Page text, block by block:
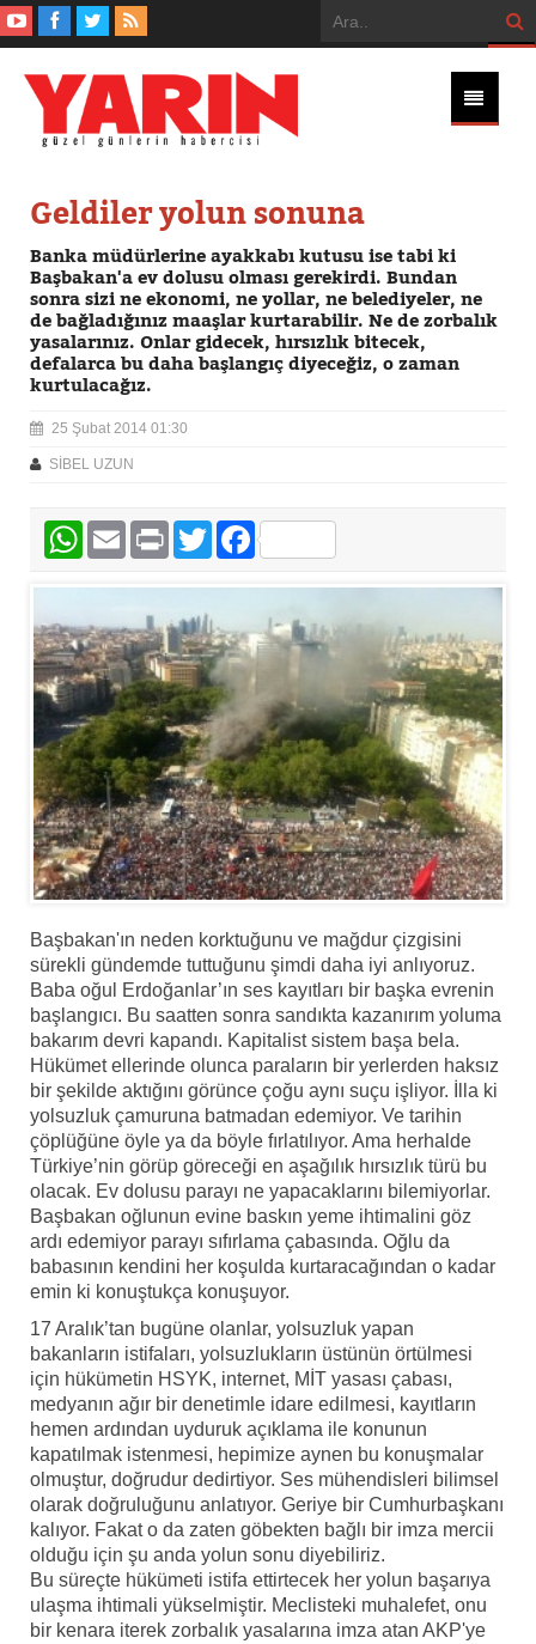
Geldiler yolun sonuna
Banka müdürlerine ayakkabı kutusu ise tabi ki
Başbakan'a ev dolusu olması gerekirdi. Bundan
sonra sizi ne ekonomi, ne yollar, ne belediyeler, ne
de bağladığınız maaşlar kurtarabilir. Ne de zorbalık
yasalarınız. Onlar gidecek, hırsızlık bitecek,
defalarca bu daha başlangıç diyeceğiz, o zaman
kurtulacağız.
25 Şubat 2014 01:30
SİBEL UZUN
WhatsApp
EmailPrint TwitterFacebook
Başbakan'ın neden korktuğunu ve mağdur çizgisini
sürekli gündemde tuttuğunu şimdi daha iyi anlıyoruz.
Baba oğul Erdoğanlar’ın ses kayıtları bir başka evrenin
başlangıcı. Bu saatten sonra sandıkta kazanırım yoluma
bakarım devri kapandı. Kapitalist sistem başa bela.
Hükümet ellerinde olunca paraların bir yerlerden haksız
bir şekilde aktığını görünce çoğu aynı suçu işliyor. İlla ki
yolsuzluk çamuruna batmadan edemiyor. Ve tarihin
çöplüğüne öyle ya da böyle fırlatılıyor. Ama herhalde
Türkiye’nin görüp göreceği en aşağılık hırsızlık türü bu
olacak. Ev dolusu parayı ne yapacaklarını bilemiyorlar.
Başbakan oğlunun evine baskın yeme ihtimalini göz
ardı edemiyor parayı sıfırlama çabasında. Oğlu da
babasının kendini her koşulda kurtaracağından o kadar
emin ki konuştukça konuşuyor.
17 Aralık’tan bugüne olanlar, yolsuzluk yapan
bakanların istifaları, yolsuzlukların üstünün örtülmesi
için hükümetin HSYK, internet, MİT yasası çabası,
medyanın ağır bir denetimle idare edilmesi, kayıtların
hemen ardından uyduruk açıklama ile konunun
kapatılmak istenmesi, hepimize aynen bu konuşmalar
olmuştur, doğrudur dedirtiyor. Ses mühendisleri bilimsel
olarak doğruluğunu anlatıyor. Geriye bir Cumhurbaşkanı
kalıyor. Fakat o da zaten göbekten bağlı bir imza mercii
olduğu için şu anda yolun sonu diyebiliriz.
Bu süreçte hükümeti istifa ettirtecek her yolun başarıya
ulaşma ihtimali yükselmiştir. Meclisteki muhalefet, onu
bir kenara iterek zorbalık yasalarına imza atan AKP'ye